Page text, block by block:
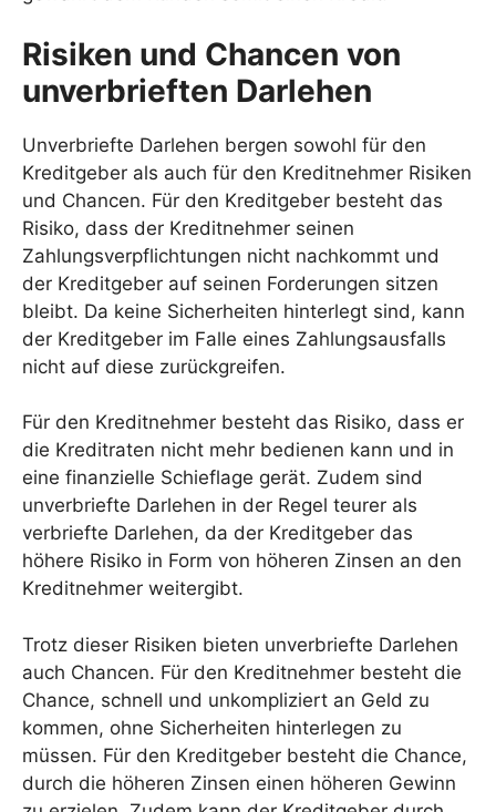
Risiken und Chancen von
unverbrieften Darlehen
Unverbriefte Darlehen bergen sowohl für den
Kreditgeber als auch für den Kreditnehmer Risiken
und Chancen. Für den Kreditgeber besteht das
Risiko, dass der Kreditnehmer seinen
Zahlungsverpflichtungen nicht nachkommt und
der Kreditgeber auf seinen Forderungen sitzen
bleibt. Da keine Sicherheiten hinterlegt sind, kann
der Kreditgeber im Falle eines Zahlungsausfalls
nicht auf diese zurückgreifen.
Für den Kreditnehmer besteht das Risiko, dass er
die Kreditraten nicht mehr bedienen kann und in
eine finanzielle Schieflage gerät. Zudem sind
unverbriefte Darlehen in der Regel teurer als
verbriefte Darlehen, da der Kreditgeber das
höhere Risiko in Form von höheren Zinsen an den
Kreditnehmer weitergibt.
Trotz dieser Risiken bieten unverbriefte Darlehen
auch Chancen. Für den Kreditnehmer besteht die
Chance, schnell und unkompliziert an Geld zu
kommen, ohne Sicherheiten hinterlegen zu
müssen. Für den Kreditgeber besteht die Chance,
durch die höheren Zinsen einen höheren Gewinn